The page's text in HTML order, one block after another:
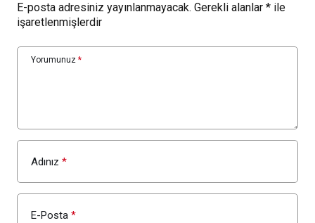
E-posta adresiniz yayınlanmayacak. Gerekli alanlar * ile
işaretlenmişlerdir
Yorumunuz *
Adınız *
E-Posta *